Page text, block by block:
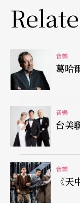
此反覆可以耗
已經10點，也
悶，但對阿龔來
間，可以不接電
白琴鍵的世界上
「演奏家也是每
一樣，那麼某
那麼，他最喜
斯塔可維奇。一
遊於爵士、流行
音樂
音樂
台美
音樂